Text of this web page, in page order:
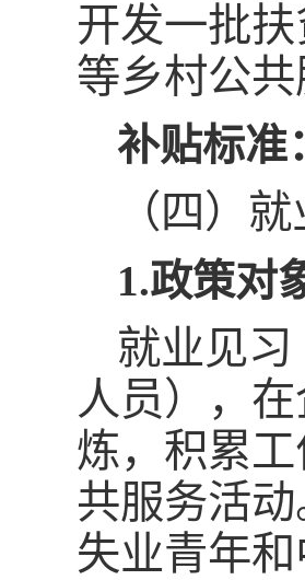
开发一批
等乡村公
补贴标准
（四）
1.政策对
就业见
人员），
炼，积累
共服务活
失业青年